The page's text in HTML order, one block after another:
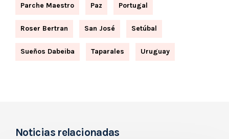
Parche Maestro Paz Portugal
Roser Bertran San José Setúbal
Sueños Dabeiba Taparales Uruguay
Noticias relacionadas